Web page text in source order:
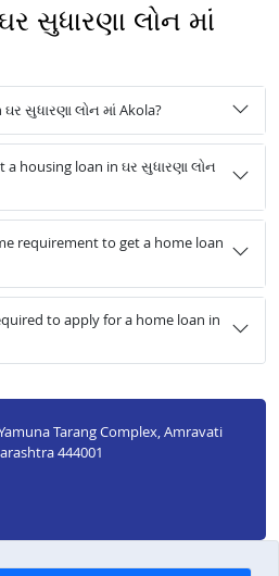
સુધારણા લોન માં
સુધારણા લોન માં Akola?
housing loan in ઘર સુધારણા લોન
requirement to get a home loan
to apply for a home loan in
Tarang Complex, Amravati
444001